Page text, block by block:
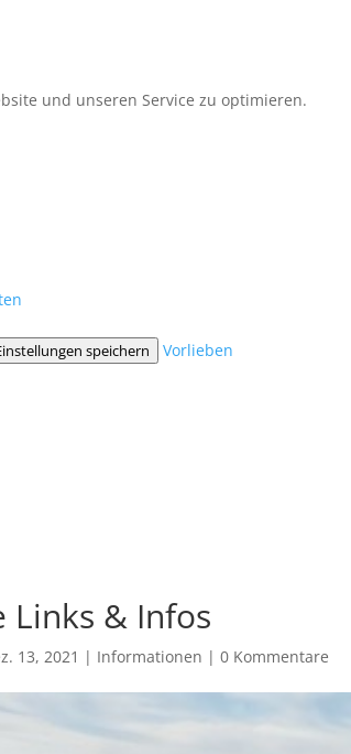
und unseren Service zu optimieren.
speichern
Vorlieben
Links & Infos
13, 2021 | Informationen |0 Kommentare